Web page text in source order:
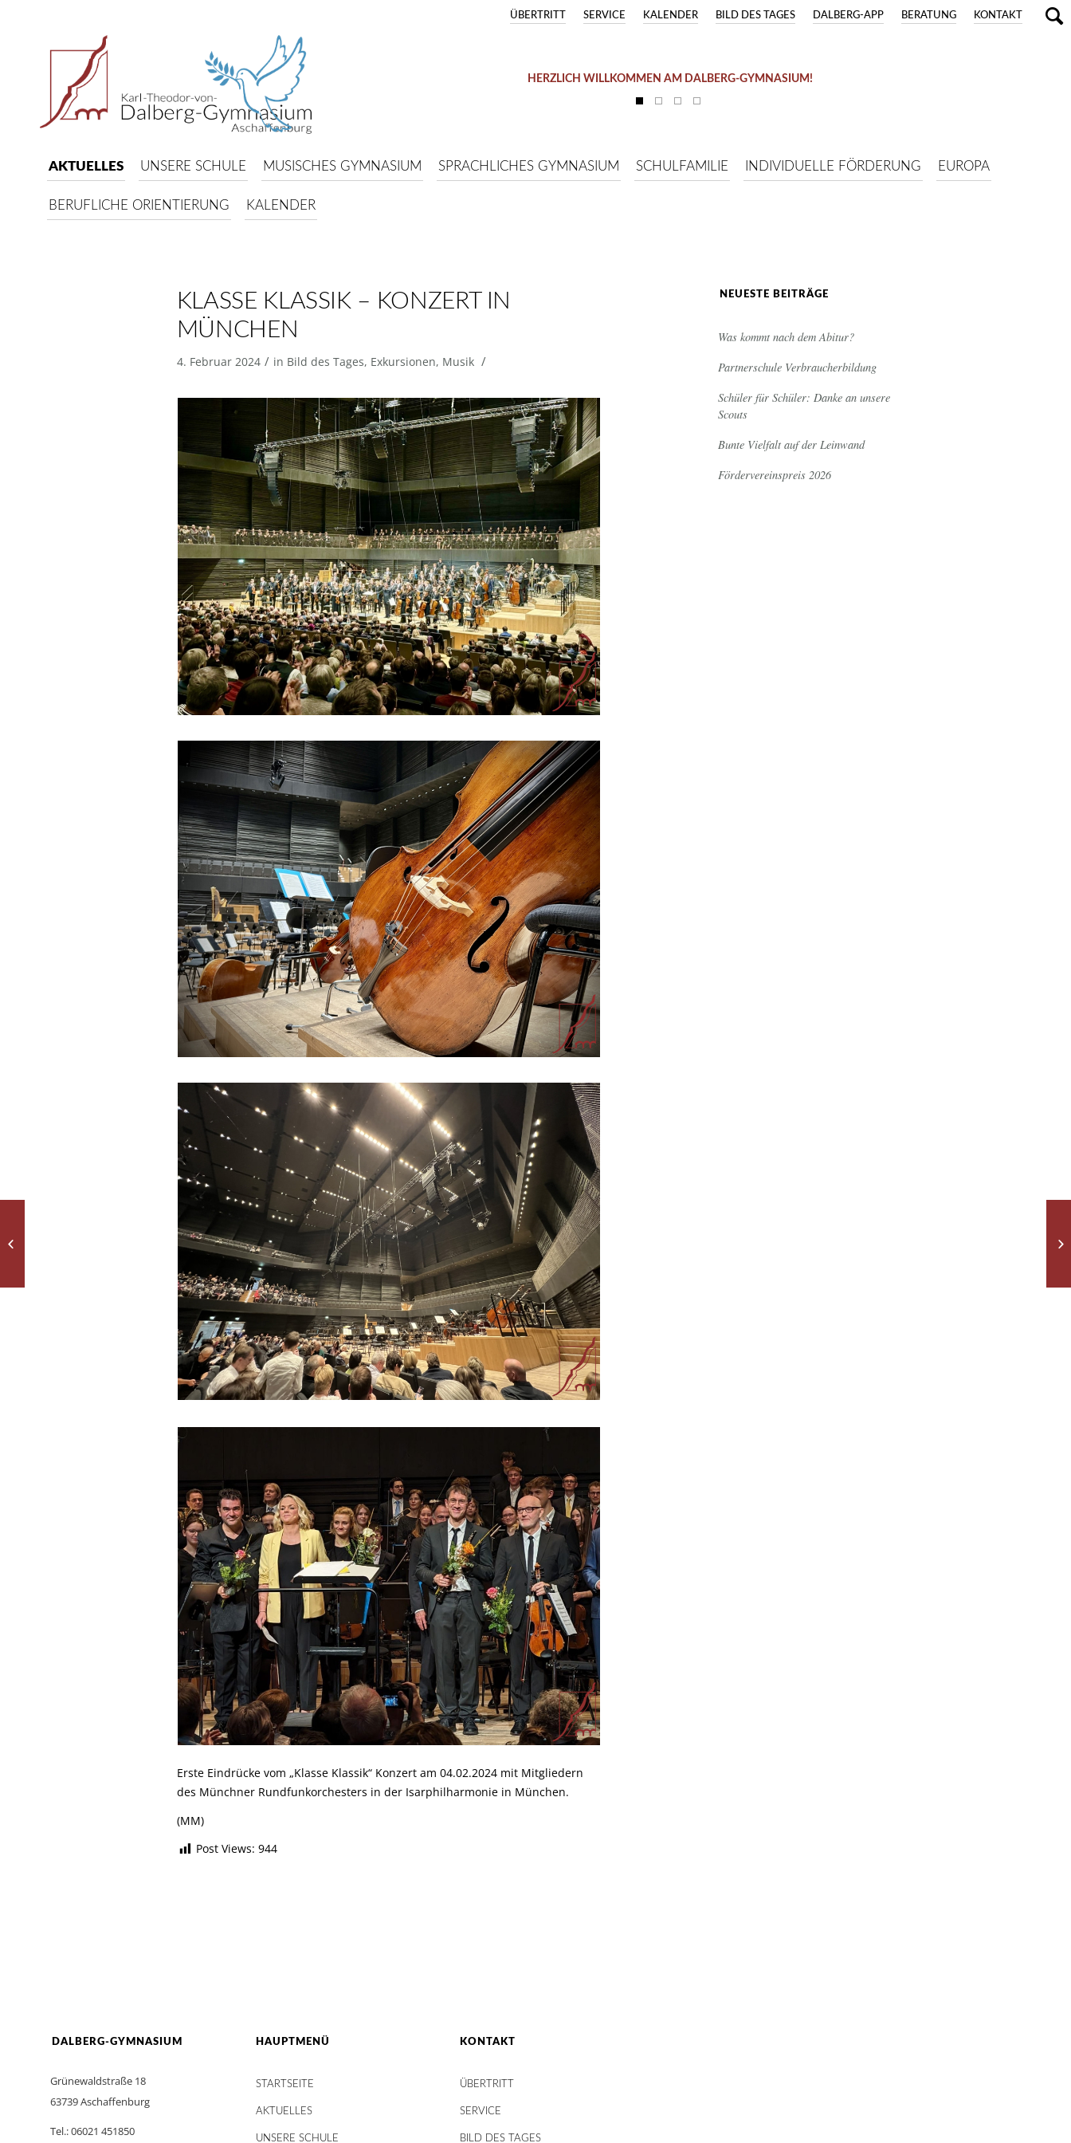
KONTAKT
BERATUNG
DALBERG-APP
BILD DES TAGES
KALENDER
SERVICE
ÜBERTRITT
HERZLICH WILLKOMMEN AM DALBERG-GYMNASIUM!
AKTUELLES UNSERE SCHULE MUSISCHES GYMNASIUM SPRACHLICHES GYMNASIUM SCHULFAMILIE INDIVIDUELLE FÖRDERUNG EUROPA
BERUFLICHE ORIENTIERUNG KALENDER
KLASSE KLASSIK – KONZERT IN
MÜNCHEN
4. Februar 2024 / in Bild des Tages, Exkursionen, Musik /
Erste Eindrücke vom „Klasse Klassik“ Konzert am 04.02.2024 mit Mitgliedern
des Münchner Rundfunkorchesters in der Isarphilharmonie in München.
(MM)
Post Views: 944
NEUESTE BEITRÄGE
Was kommt nach dem Abitur?
Partnerschule Verbraucherbildung
Schüler für Schüler: Danke an unsere
Scouts
Bunte Vielfalt auf der Leinwand
Fördervereinspreis 2026
DALBERG-GYMNASIUM
Grünewaldstraße 18
63739 Aschaffenburg
Tel.: 06021 451850
HAUPTMENÜ
STARTSEITE
AKTUELLES
UNSERE SCHULE
KONTAKT
ÜBERTRITT
SERVICE
BILD DES TAGES